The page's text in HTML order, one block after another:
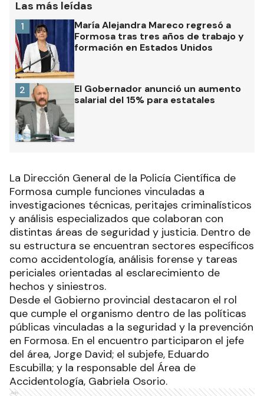
Las más leídas
María Alejandra Mareco regresó a
Formosa tras tres años de trabajo y
formación en Estados Unidos
1
El Gobernador anunció un aumento
salarial del 15% para estatales
2
La Dirección General de la Policía Científica de
Formosa cumple funciones vinculadas a
investigaciones técnicas, peritajes criminalísticos
y análisis especializados que colaboran con
distintas áreas de seguridad y justicia. Dentro de
su estructura se encuentran sectores específicos
como accidentología, análisis forense y tareas
periciales orientadas al esclarecimiento de
hechos y siniestros.
Desde el Gobierno provincial destacaron el rol
que cumple el organismo dentro de las políticas
públicas vinculadas a la seguridad y la prevención
en Formosa. En el encuentro participaron el jefe
del área, Jorge David; el subjefe, Eduardo
Escubilla; y la responsable del Área de
Accidentología, Gabriela Osorio.
Ads